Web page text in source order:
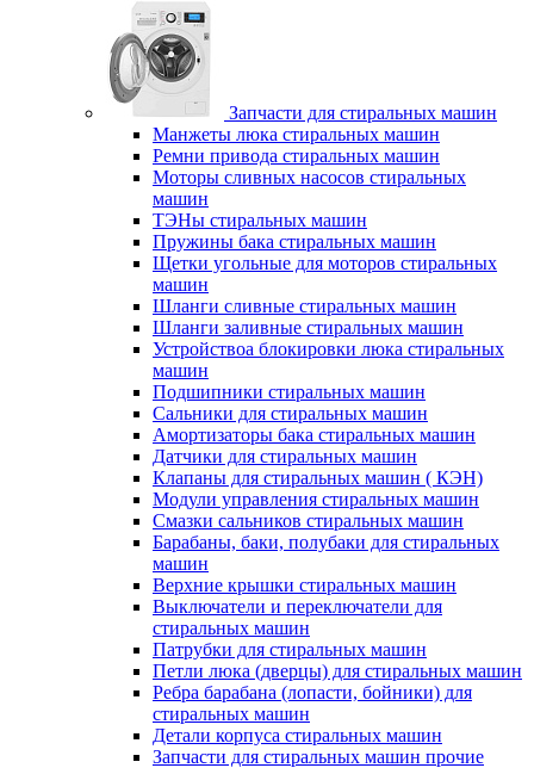
Запчасти для стиральных машин
Манжеты люка стиральных машин
Ремни привода стиральных машин
Моторы сливных насосов стиральных
машин
ТЭНы стиральных машин
Пружины бака стиральных машин
Щетки угольные для моторов стиральных
машин
Шланги сливные стиральных машин
Шланги заливные стиральных машин
Устройствоа блокировки люка стиральных
машин
Подшипники стиральных машин
Сальники для стиральных машин
Амортизаторы бака стиральных машин
Датчики для стиральных машин
Клапаны для стиральных машин ( КЭН)
Модули управления стиральных машин
Смазки сальников стиральных машин
Барабаны, баки, полубаки для стиральных
машин
Верхние крышки стиральных машин
Выключатели и переключатели для
стиральных машин
Патрубки для стиральных машин
Петли люка (дверцы) для стиральных машин
Ребра барабана (лопасти, бойники) для
стиральных машин
Детали корпуса стиральных машин
Запчасти для стиральных машин прочие